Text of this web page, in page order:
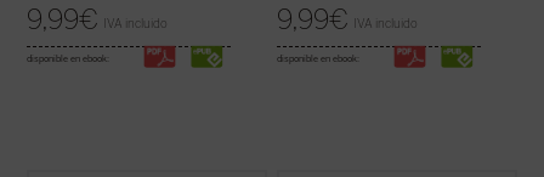
9,99€ IVA incluido
disponible en ebook:
9,99€ IVA incluido
disponible en ebook: